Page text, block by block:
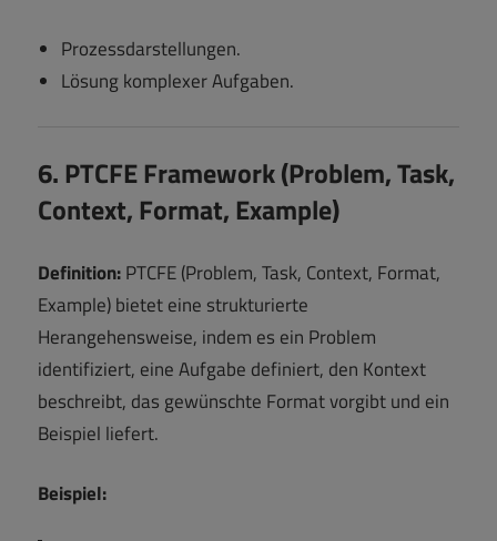
Prozessdarstellungen.
Lösung komplexer Aufgaben.
6. PTCFE Framework (Problem, Task,
Context, Format, Example)
Definition:PTCFE (Problem, Task, Context, Format,
Example) bietet eine strukturierte
Herangehensweise, indem es ein Problem
identifiziert, eine Aufgabe definiert, den Kontext
beschreibt, das gewünschte Format vorgibt und ein
Beispiel liefert.
Beispiel: